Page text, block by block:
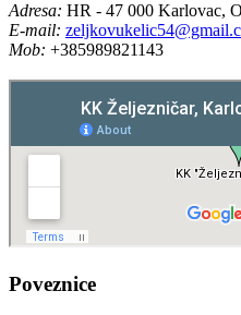
Adresa: HR - 47 000 Karlovac,
E-mail:
Mob: +385989821143
Poveznice